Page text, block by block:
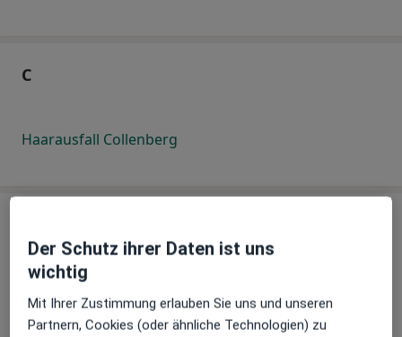
C
Haarausfall Collenberg
Haarausfall Darmstadt
Der Schutz ihrer Daten ist uns
wichtig
Mit Ihrer Zustimmung erlauben Sie uns und unseren
Partnern, Cookies (oder ähnliche Technologien) zu